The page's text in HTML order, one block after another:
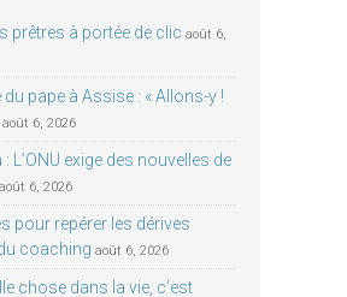
prêtres à portée de clic août 6,
du pape à Assise : « Allons-y !
août 6, 2026
L’ONU exige des nouvelles de
août 6, 2026
pour repérer les dérives
coaching août 6, 2026
chose dans la vie, c’est